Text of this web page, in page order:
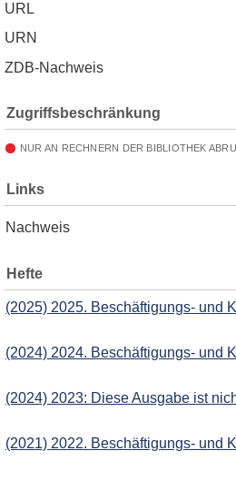
URL
URN
ZDB-Nachweis
Zugriffsbeschränkung
NUR AN RECHNERN DER BIBLIOTHEK
Links
Nachweis
Hefte
(2025) 2025. Beschäftigungs- und
(2024) 2024. Beschäftigungs- und
(2024) 2023: Diese Ausgabe ist
(2021) 2022. Beschäftigungs- und